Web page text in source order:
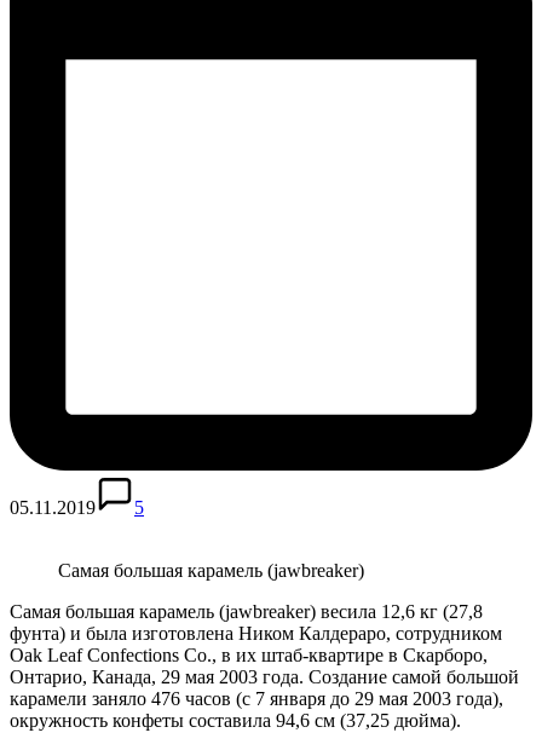
05.11.2019 5
Самая большая карамель (jawbreaker)
Самая большая карамель (jawbreaker) весила 12,6 кг (27,8
фунта) и была изготовлена Ником Калдераро, сотрудником
Oak Leaf Confections Co., в их штаб-квартире в Скарборо,
Онтарио, Канада, 29 мая 2003 года. Создание самой большой
карамели заняло 476 часов (с 7 января до 29 мая 2003 года),
окружность конфеты составила 94,6 см (37,25 дюйма).